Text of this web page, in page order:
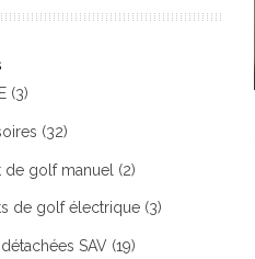
(3)
(32)
de golf manuel (2)
de golf électrique (3)
SAV (19)